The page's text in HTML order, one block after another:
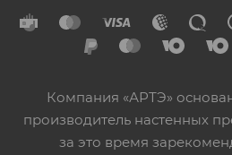
Компания «АРТЭ»
производитель настенных
за это время